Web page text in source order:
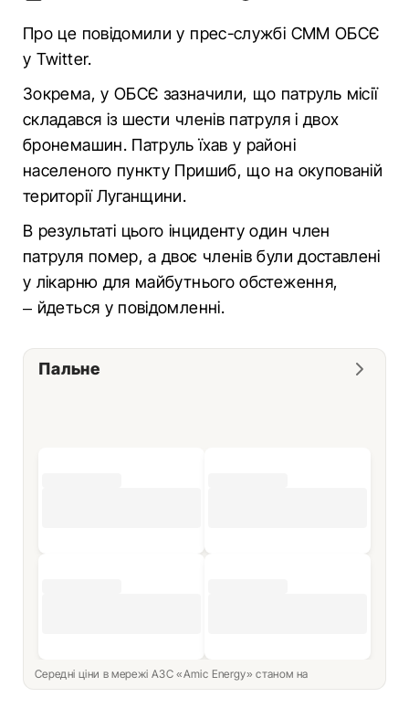
Про це повідомили у прес-службі СММ ОБСЄ
у Twitter.
Зокрема, у ОБСЄ зазначили, що патруль місії
складався із шести членів патруля і двох
бронемашин. Патруль їхав у районі
населеного пункту Пришиб, що на окупованій
території Луганщини.
В результаті цього інциденту один член
патруля помер, а двоє членів були доставлені
у лікарню для майбутнього обстеження,
– йдеться у повідомленні.
Пальне
Середні ціни в мережі АЗС «Amic Energy» станом на